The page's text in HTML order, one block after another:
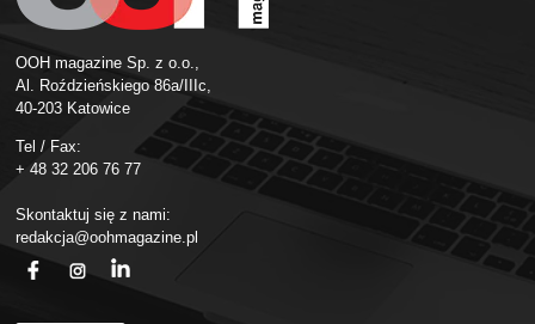
OOH magazine Sp. z o.o.,
Al. Roździeńskiego 86a/IIIc,
40-203 Katowice
Tel / Fax:
+ 48 32 206 76 77
Skontaktuj się z nami:
redakcja@oohmagazine.pl